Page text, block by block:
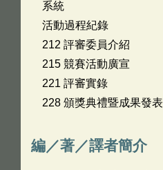
系統
活動過程紀錄
212 評審委員介紹
215 競賽活動廣宣
221 評審實錄
228 頒獎典禮暨成果發表
編／著／譯者簡介